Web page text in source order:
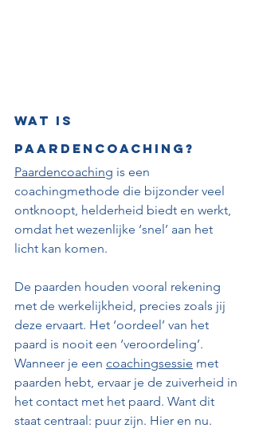
Wat is
paardencoaching?
Paardencoaching is een
coachingmethode die bijzonder veel
ontknoopt, helderheid biedt en werkt,
omdat het wezenlijke ‘snel’ aan het
licht kan komen.
De paarden houden vooral rekening
met de werkelijkheid, precies zoals jij
deze ervaart. Het ‘oordeel’ van het
paard is nooit een ‘veroordeling’.
Wanneer je een coachingsessie met
paarden hebt, ervaar je de zuiverheid in
het contact met het paard. Want dit
staat centraal: puur zijn. Hier en nu.